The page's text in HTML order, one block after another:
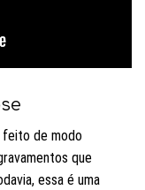
de modo
que
essa é uma